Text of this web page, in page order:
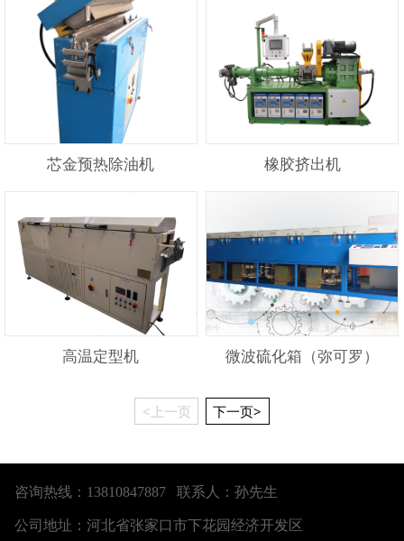
芯金预热除油机 橡胶挤出机
高温定型机 微波硫化箱（弥可罗）
<上一页 下一页>
咨询热线：13810847887 联系人：孙先生
公司地址：河北省张家口市下花园经济开发区